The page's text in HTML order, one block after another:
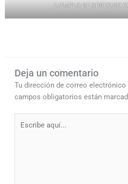
EJEMPLO DE OBSEQUIO
Deja un comentario
Tu dirección de correo electrónico
campos obligatorios están
aquí...